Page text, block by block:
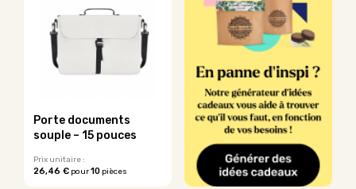
variations.
Les
options
peuvent
sur
page
du
produit
plusieurs
variations.
peuvent
choisies
sur
page
du
produit
Porte documents
souple – 15 pouces
Prix unitaire :
26,46 € pour10 pièces